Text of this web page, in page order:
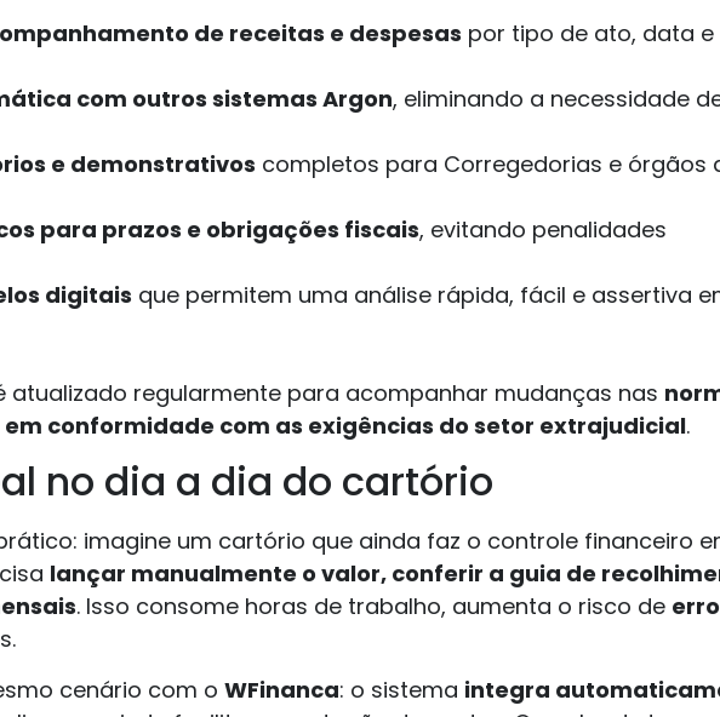
de receitas e despesas por tipo de ato, data e
com outros sistemas Argon, eliminando a necessidade
e demonstrativos completos para Corregedorias e órgãos
para prazos e obrigações fiscais, evitando penalidades
digitais que permitem uma análise rápida, fácil e assertiva
atualizado regularmente para acompanhar mudanças nas
em conformidade com as exigências do setor extrajudicial.
no dia a dia do cartório
imagine um cartório que ainda faz o controle financeiro
lançar manualmente o valor, conferir a guia de
. Isso consome horas de trabalho, aumenta o risco de
cenário com o WFinanca: o sistema integra